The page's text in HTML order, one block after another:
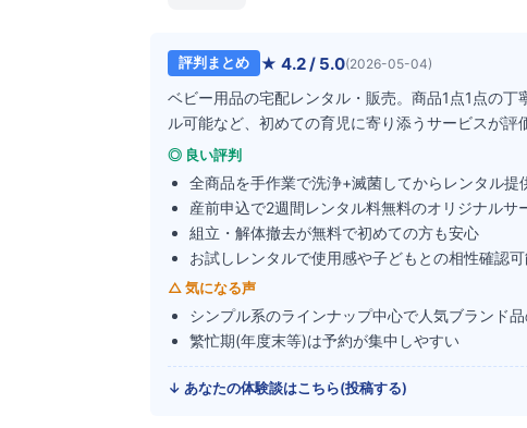
評判まとめ ★ 4.2 / 5.0(2026-05-04)
ベビー用品の宅配レンタル・販売。商品1点1点の
ル可能など、初めての育児に寄り添うサービスが評
◎ 良い評判
全商品を手作業で洗浄+滅菌してからレンタル提
産前申込で2週間レンタル料無料のオリジナルサ
組立・解体撤去が無料で初めての方も安心
お試しレンタルで使用感や子どもとの相性確認
△ 気になる声
シンプル系のラインナップ中心で人気ブランド
繁忙期(年度末等)は予約が集中しやすい
↓ あなたの体験談はこちら(投稿する)